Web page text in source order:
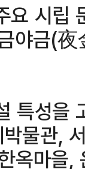
요 시립
야금(
특성을
물관,
옥마을